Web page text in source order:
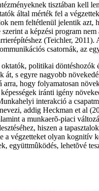
tisztában kell
által mérték fel a
nem feltétlenül jelentik
a képzési program
(Teichler,
csatornák, az
politikai
s egyre nagyobb
hogy folyamatosan
iránti igény
interakció a
addig Heckman et al
a munkaerõ-piaci
hiszen a
a végzetteket olyan
együttmûködés, lehetõvé